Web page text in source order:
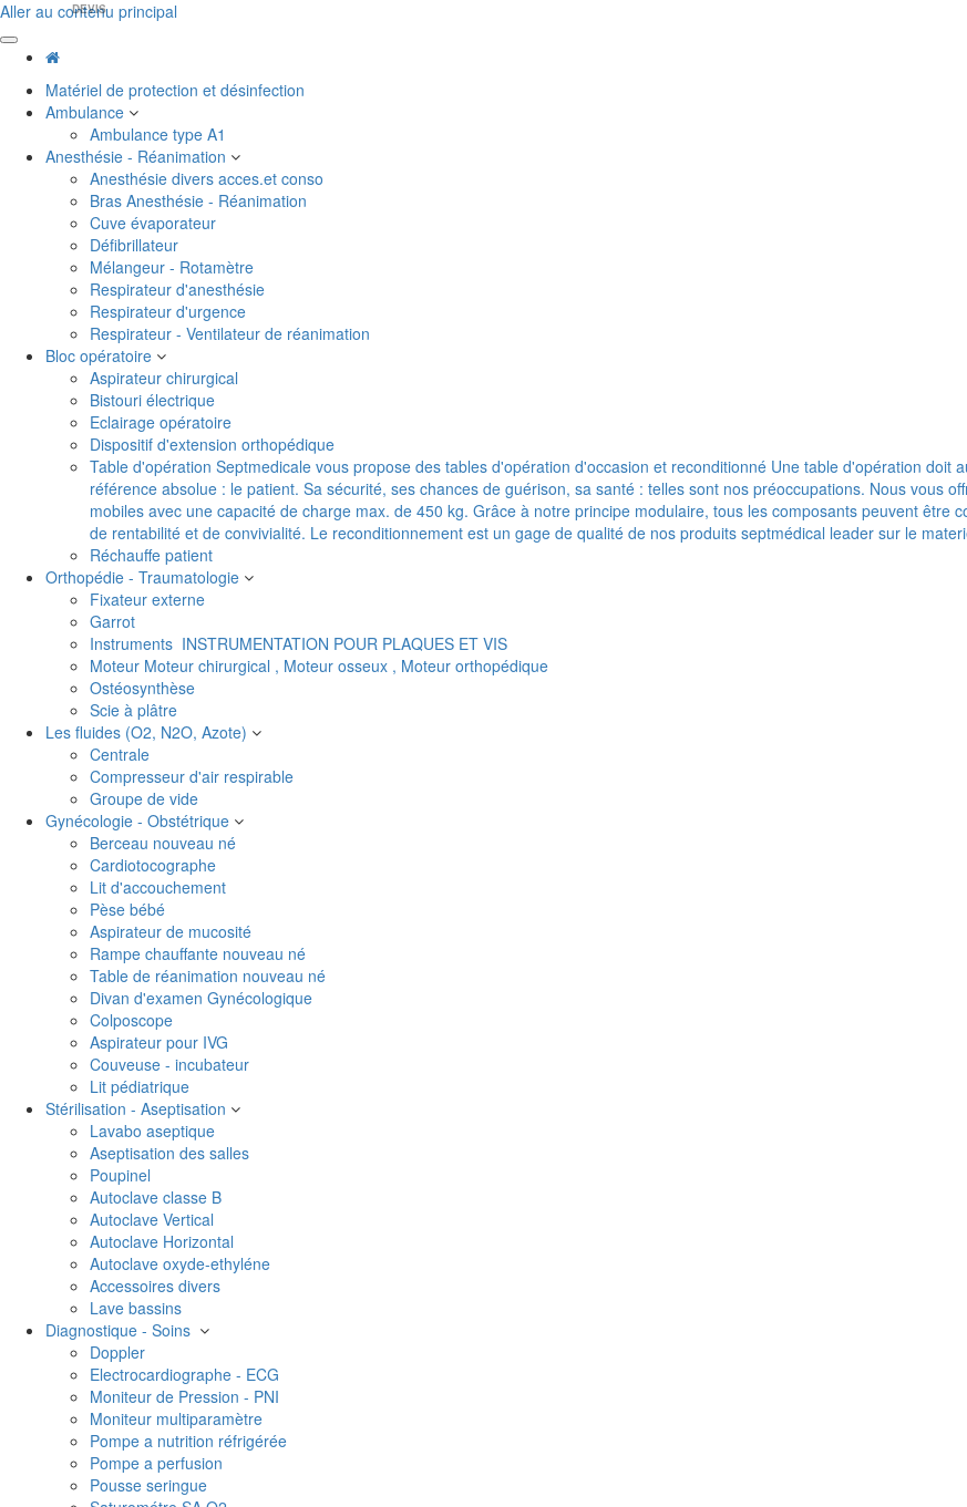
Aller au contenu principal
Matériel de protection et désinfection
Ambulance
Ambulance type A1
Anesthésie - Réanimation
Anesthésie divers acces.et conso
Bras Anesthésie - Réanimation
Cuve évaporateur
Défibrillateur
Mélangeur - Rotamètre
Respirateur d'anesthésie
Respirateur d'urgence
Respirateur - Ventilateur de réanimation
Bloc opératoire
Aspirateur chirurgical
Bistouri électrique
Eclairage opératoire
Dispositif d'extension orthopédique
Table d'opération Septmedicale vous propose des tables d'opération d'occasion et reconditionné Une table d'opération doit
référence absolue : le patient. Sa sécurité, ses chances de guérison, sa santé : telles sont nos préoccupations. Nous vous
mobiles avec une capacité de charge max. de 450 kg. Grâce à notre principe modulaire, tous les composants peuvent être
de rentabilité et de convivialité. Le reconditionnement est un gage de qualité de nos produits septmédical leader sur le
Réchauffe patient
Orthopédie - Traumatologie
Fixateur externe
Garrot
Instruments INSTRUMENTATION POUR PLAQUES ET VIS
Moteur Moteur chirurgical , Moteur osseux , Moteur orthopédique
Ostéosynthèse
Scie à plâtre
Les fluides (O2, N2O, Azote)
Centrale
Compresseur d'air respirable
Groupe de vide
Gynécologie - Obstétrique
Berceau nouveau né
Cardiotocographe
Lit d'accouchement
Pèse bébé
Aspirateur de mucosité
Rampe chauffante nouveau né
Table de réanimation nouveau né
Divan d'examen Gynécologique
Colposcope
Aspirateur pour IVG
Couveuse - incubateur
Lit pédiatrique
Stérilisation - Aseptisation
Lavabo aseptique
Aseptisation des salles
Poupinel
Autoclave classe B
Autoclave Vertical
Autoclave Horizontal
Autoclave oxyde-ethyléne
Accessoires divers
Lave bassins
Diagnostique - Soins
Doppler
Electrocardiographe - ECG
Moniteur de Pression - PNI
Moniteur multiparamètre
Pompe a nutrition réfrigérée
Pompe a perfusion
Pousse seringue
DEVIS